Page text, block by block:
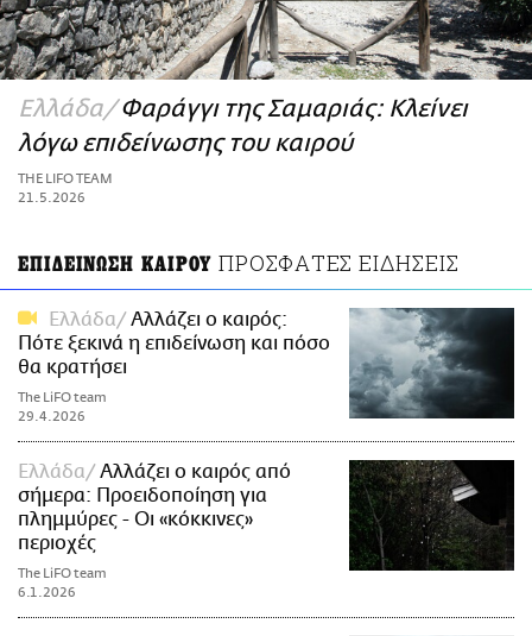
ΑΜΠΑ
PRINT
Ελλάδα Φαράγγι της Σαμαριάς: Κλείνει
λόγω επιδείνωσης του καιρού
THE LIFO TEAM
21.5.2026
ΕΠΙΔΕΙΝΩΣΗ ΚΑΙΡΟΥ ΠΡΟΣΦΑΤΕΣ ΕΙΔΗΣΕΙΣ
Ελλάδα
Αλλάζει ο καιρός:
Πότε ξεκινά η επιδείνωση και πόσο
θα κρατήσει
The LiFO team
29.4.2026
Ελλάδα
Αλλάζει ο καιρός από
σήμερα: Προειδοποίηση για
πλημμύρες - Οι «κόκκινες»
περιοχές
The LiFO team
6.1.2026